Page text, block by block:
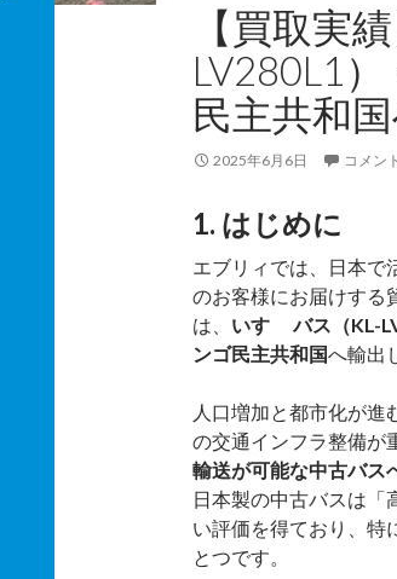
【買取実
LV280L1
民主共和
2025年6月6日 コメン
1. はじめに
エブリィでは、日本で
のお客様にお届けする
は、 いすゞ バス（KL-
ンゴ民主共和国へ輸出
人口増加と都市化が進
の交通インフラ整備が
輸送が可能な中古バス
日本製の中古バスは「
い評価を得ており、特
とつです。